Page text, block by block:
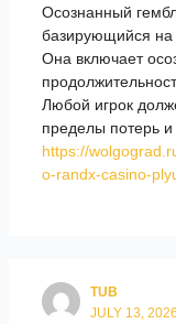
Осознанный
базирующийся на
Она включает
Любой игрок
пределы потерь и
https://
o-randx-casino-
TUB
JULY 13,